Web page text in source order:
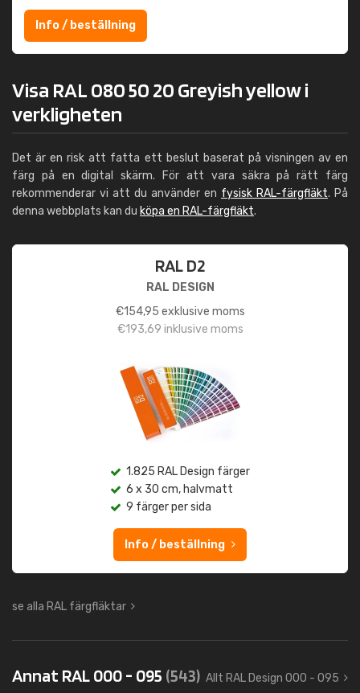
Info / beställning
Visa RAL 080 50 20 Greyish yellow i
verkligheten
Det är en risk att fatta ett beslut baserat på visningen av en
färg på en digital skärm. För att vara säkra på rätt färg
rekommenderar vi att du använder en fysisk RAL-färgfläkt. På
denna webbplats kan du köpa en RAL-färgfläkt.
RAL D2
RAL DESIGN
€154,95 exklusive moms
€193,69 inklusive moms
1.825 RAL Design färger
6 x 30 cm, halvmatt
9 färger per sida
Info / beställning
se alla RAL färgfläktar
Annat RAL 000 - 095 (543) Allt RAL Design 000 - 095